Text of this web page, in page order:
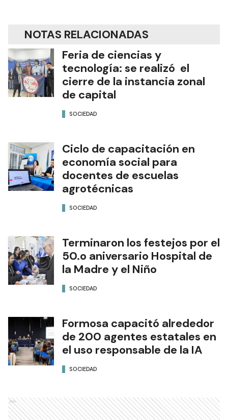
NOTAS RELACIONADAS
Feria de ciencias y
tecnología: se realizó el
cierre de la instancia zonal
de capital
SOCIEDAD
Ciclo de capacitación en
economía social para
docentes de escuelas
agrotécnicas
SOCIEDAD
Terminaron los festejos por el
50.o aniversario Hospital de
la Madre y el Niño
SOCIEDAD
Formosa capacitó alrededor
de 200 agentes estatales en
el uso responsable de la IA
SOCIEDAD
Ads